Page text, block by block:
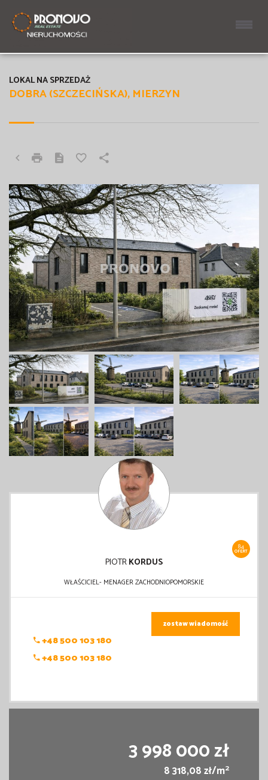
DOBRA (SZCZECIŃSKA), MIERZYN
LOKAL NA SPRZEDAŻ
84
OFERT
PIOTRKORDUS
WŁAŚCICIEL- MENAGER ZACHODNIOPOMORSKIE
+48 500 103 180
+48 500 103 180
zostaw wiadomość
3 998 000 zł
8 318,08 zł/m2